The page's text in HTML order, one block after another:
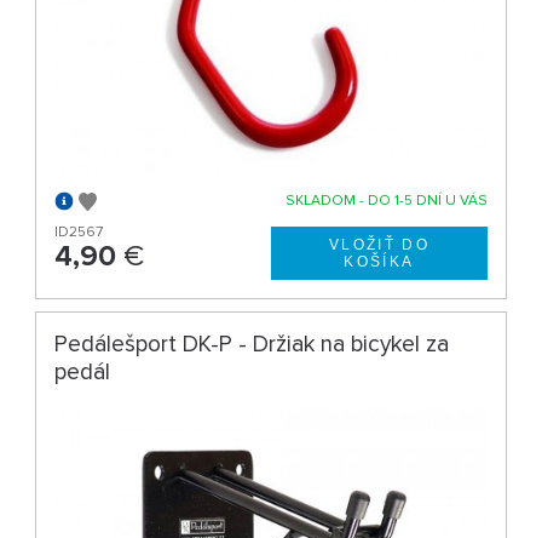
SKLADOM - DO 1-5 DNÍ U VÁS
ID2567
4,90 €
Pedálešport DK-P - Držiak na bicykel za
pedál